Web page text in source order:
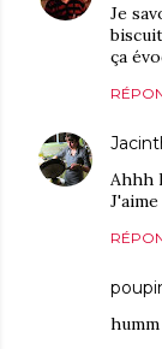
Je
ça
Ahhh